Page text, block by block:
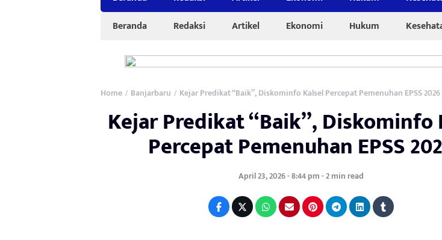
Beranda
Redaksi Artikel Ekonomi Hukum
Home / Banjarbaru / Kejar Predikat “Baik”, Diskominfo Kalsel Percepat Pemenuhan EPSS 2026
Kejar Predikat “Baik”, Diskominfo
Percepat Pemenuhan EPSS
April 23, 2026 - 8:44 pm - 2 min read